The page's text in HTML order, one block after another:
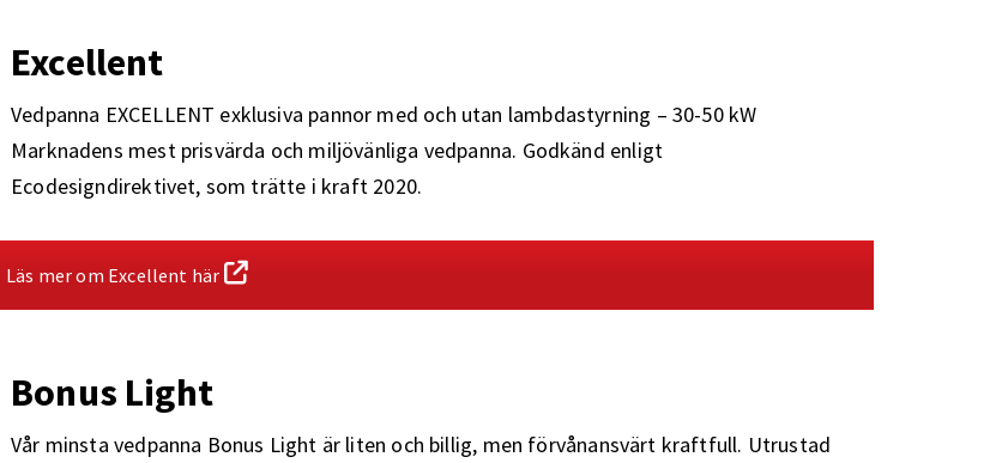
Excellent
Vedpanna EXCELLENT exklusiva pannor med och utan lambdastyrning – 30-50 kW
Marknadens mest prisvärda och miljövänliga vedpanna. Godkänd enligt
Ecodesigndirektivet, som trätte i kraft 2020.
Läs mer om Excellent här
Bonus Light
Vår minsta vedpanna Bonus Light är liten och billig, men förvånansvärt kraftfull. Utrustad